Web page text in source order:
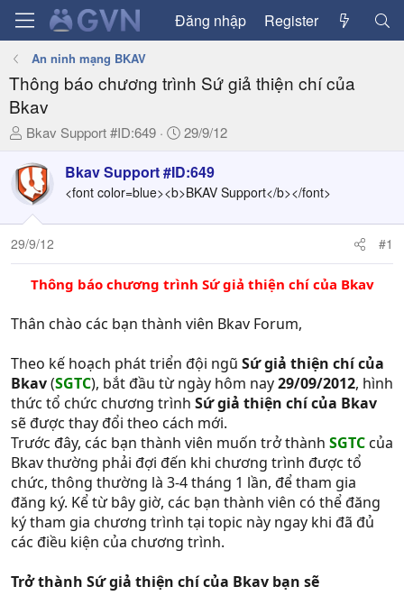
Đăng nhập Register
An ninh mạng BKAV
Thông báo chương trình Sứ giả thiện chí của
Bkav
T
r
e
a
d
s
t
a
t
r
Bkav Support #ID:649
N
à
y
ử
29/9/12
Bkav Support #ID:649
<font color=blue><b>BKAV Support</b></font>
29/9/12 #1
Thông báo chương trình Sứ giả thiện chí của Bkav
Thân chào các bạn thành viên Bkav Forum,
Theo kế hoạch phát triển đội ngũ Sứ giả thiện chí của
Bkav(SGTC), bắt đầu từ ngày hôm nay29/09/2012, hình
thức tổ chức chương trình Sứ giả thiện chí của Bkav
sẽ được thay đổi theo cách mới.
Trước đây, các bạn thành viên muốn trở thành SGTCcủa
Bkav thường phải đợi đến khi chương trình được tổ
chức, thông thường là 3-4 tháng 1 lần, để tham gia
đăng ký. Kể từ bây giờ, các bạn thành viên có thể đăng
ký tham gia chương trình tại topic này ngay khi đã đủ
các điều kiện của chương trình.
Trở thành Sứ giả thiện chí của Bkav bạn sẽ